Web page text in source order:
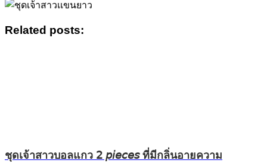
Related posts:
ชุดเจ้าสาวบอลแกว 𝟤 𝘱𝘪𝘦𝘤𝘦𝘴 ที่มีกลิ่นอายความ